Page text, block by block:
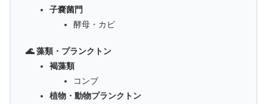
子嚢菌門
酵母・カビ
🌊 藻類・プランクトン
褐藻類
コンブ
植物・動物プランクトン